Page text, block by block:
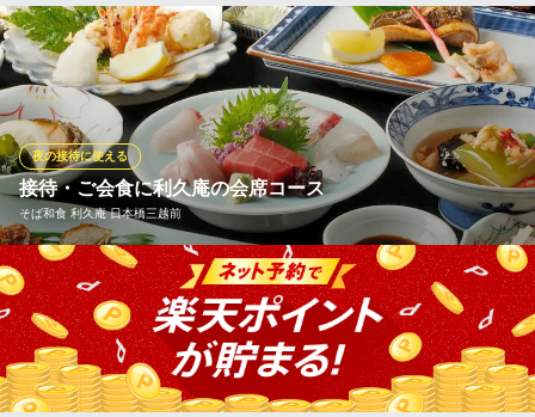
日本橋 土佐料理 しゃぶしゃぶ 祢保希（ねぼけ）
日本橋個室 和食しゃぶ
地下鉄銀座線三越前駅A9番出口 徒歩1分 (駅直結)
東京都中央区日本橋室町2-4-3 日本橋室町野村ビルYUITO3F
接待・ご会食に利久庵の会席コース
そば和食 利久庵 日本橋三越前
夜の接待に使える
変わらぬ伝統の味、利久庵のお蕎麦をお楽しみいただける大切な
方のおもてなしにぴったりの会席フルコースです。 季節の四季
折々の旬のものを中心に板前が熟練の業でおもてなしいたしま
す。最後には伝統の味を引き継いだお蕎麦をお愉しみ下さい。お
好み・ご予算等でお作りしますのでお気軽にご相談下さいませ。